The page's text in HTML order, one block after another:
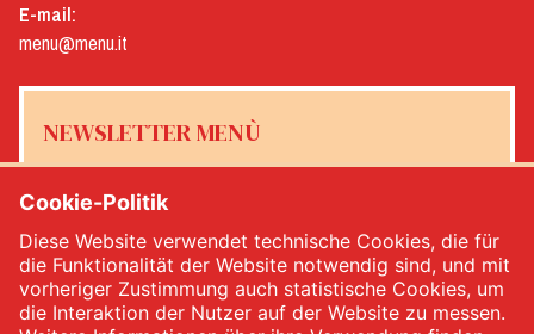
E-mail:
menu@menu.it
NEWSLETTER MENÙ
Ja, ich möchte den Newsletter von Menù erhalten*
MELDEN SIE SICH AN
Cookie-Politik
Diese Website verwendet technische Cookies, die für
die Funktionalität der Website notwendig sind, und mit
vorheriger Zustimmung auch statistische Cookies, um
die Interaktion der Nutzer auf der Website zu messen.